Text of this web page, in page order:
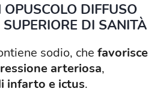
DIFFUSO
DI SANITÀ
sodio, che favorisce
arteriosa,
infarto e ictus.